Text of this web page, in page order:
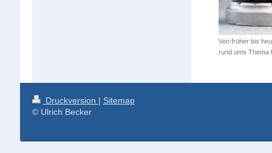
Von früher bis
rund ums Thema
Druckversion | Sitemap
© Ulrich Becker